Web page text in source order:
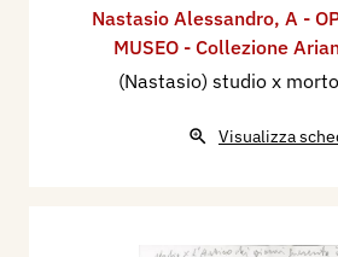
Nastasio Alessandro, A -
MUSEO - Collezione
(Nastasio) studio x
Visualizza